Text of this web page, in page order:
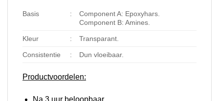
Basis :
Component A: Epoxyhars.
Component B: Amines.
Kleur : Transparant.
Consistentie : Dun vloeibaar.
Productvoordelen:
Na 3 uur beloopbaar